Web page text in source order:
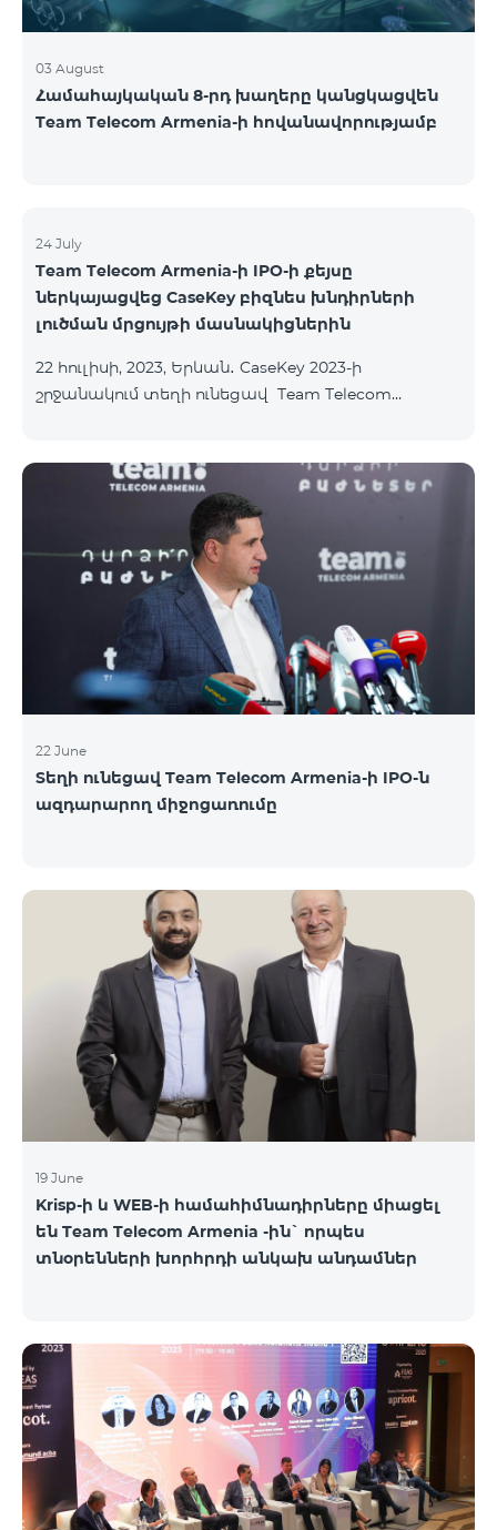
03 August
Համահայկական 8-րդ խաղերը կանցկացվեն
Team Telecom Armenia-ի հովանավորությամբ
24 July
Team Telecom Armenia-ի IPO-ի քեյսը
ներկայացվեց CaseKey բիզնես խնդիրների
լուծման մրցույթի մասնակիցներին
22 հուլիսի, 2023, Երևան․ CaseKey 2023-ի
շրջանակում տեղի ունեցավ Team Telecom
Հայաստանի տարբեր բուհերից շուրջ 200
երիտասարդներ ծանոթացան առաջնային
հրապարակային տեղաբաշխման բոլոր
մանրամասներին ու թիմերին տրամադրվեց
ընկերության զարգացման ռազմավարական
խնդիրը։ Լուծումներ առաջարկելու համար թիմերն
ունենալու են ընդամենը 72 ժամ։ Հաջողություն
մաղթելով մրցույթի մասնակիցներին Team
Telecom Armenia-ի գլխավոր տնօրեն Հայկ
Եսայանը նշեց, որ
22 June
Տեղի ունեցավ Team Telecom Armenia-ի IPO-ն
ազդարարող միջոցառումը
19 June
Krisp-ի և WEB-ի համահիմնադիրները միացել
են Team Telecom Armenia -ին` որպես
տնօրենների խորհրդի անկախ անդամներ